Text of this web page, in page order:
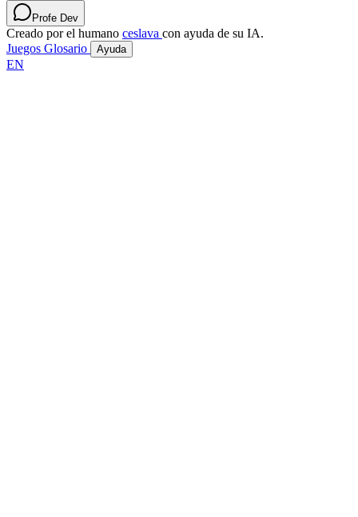
Profe Dev
Creado por el humano ceslava con ayuda de su IA.
Juegos Glosario Ayuda
EN